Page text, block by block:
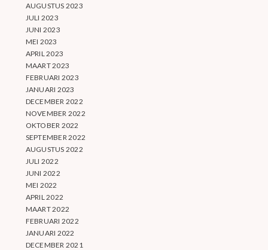
AUGUSTUS 2023
JULI 2023
JUNI 2023
MEI 2023
APRIL 2023
MAART 2023
FEBRUARI 2023
JANUARI 2023
DECEMBER 2022
NOVEMBER 2022
OKTOBER 2022
SEPTEMBER 2022
AUGUSTUS 2022
JULI 2022
JUNI 2022
MEI 2022
APRIL 2022
MAART 2022
FEBRUARI 2022
JANUARI 2022
DECEMBER 2021